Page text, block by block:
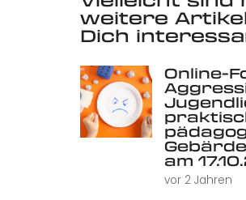
weitere
Dich
Online-
am
vor 2 Jahren